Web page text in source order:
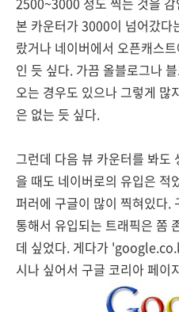
본 카운터가 3000이 넘어갔다
랐거나 네이버에서 오픈캐스
인 듯 싶다. 가끔 올블로그나
오는 경우도 있으나 그렇게 많
은 없는 듯 싶다.
그런데 다음 뷰 카운터를 봐도
을 때도 네이버로의 유입은 적
퍼러에 구글이 많이 찍혀있다.
통해서 유입되는 트래픽은 쫌
데 싶었다. 게다가
시나 싶어서 구글 코리아 페이